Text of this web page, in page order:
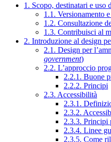
1. Scopo, destinatari e uso
1.1. Versionamento
1.2. Consultazione
1.3. Contribuisci al
2. Introduzione al design
2.1. Design per
government)
2.2. L’approccio
2.2.1. Buone
2.2.2. Principi
2.3. Accessibilità
2.3.1.
2.3.2.
2.3.3. Principi
2.3.4. Linee
2.3.5. Come